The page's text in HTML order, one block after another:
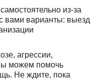
из-за
вами варианты: выезд
агрессии,
можем помочь
Не ждите, пока